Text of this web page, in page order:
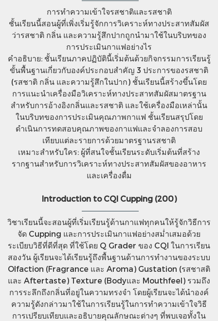
การทำความเข้าใจรสชาติและรสชาติ
ชั้นเรียนนี้สอนผู้ที่เพิ่งเริ่มรู้จักการวิเคราะห์ทางประสาทสัมผัส
ว่ารสชาติ กลิ่น และความรู้สึกปากถูกนำมาใช้ในบริบทของ
การประเมินกาแฟอย่างไร
คำอธิบาย: ชั้นเรียนภาคปฏิบัตินี้เริ่มต้นด้วยกิจกรรมการเรียนรู้
ขั้นพื้นฐานเกี่ยวกับองค์ประกอบสำคัญ 3 ประการของรสชาติ
(รสชาติ กลิ่น และความรู้สึกในปาก) ชั้นเรียนนี้สร้างขึ้นโดย
การแนะนำเครื่องมือวิเคราะห์ทางประสาทสัมผัสมาตรฐาน
สำหรับการอ้างอิงกลิ่นและรสชาติ และใช้เครื่องมือเหล่านั้น
ในบริบทของการประเมินคุณภาพกาแฟ ชั้นเรียนสรุปโดย
ดำเนินการทดสอบคุณภาพของกาแฟและจำลองการสอบ
เทียบแต่ละรายการด้วยมาตรฐานรสชาติ
เหมาะสำหรับใคร: ผู้ที่สนใจชั้นเรียนระดับเริ่มต้นที่สร้าง
รากฐานสำหรับการวิเคราะห์ทางประสาทสัมผัสของอาหาร
และเครื่องดื่ม
Introduction to CQI Cupping (200)
วิชาเรียนนี้จะสอนผู้ที่เริ่มเรียนรู้ด้านกาแฟทุกคนให้รู้จักวิธีการ
จัด Cupping และการประเมินกาแฟอย่างสม่ำเสมอด้วย
ระเบียบวิธีที่ดีที่สุด ที่ใช้โดย Q Grader ของ CQI ในการเรียน
สองวัน ผู้เรียนจะได้เรียนรู้ถึงพื้นฐานด้านการทำงานของระบบ
Olfaction (Fragrance และ Aroma) Gustation (รสชาสติ
และ Aftertaste) Texture (Bodyและ Mouthfeel) รวมถึง
การระลึกถึงกลิ่นที่อยู่ในความทรงจำ โดยผู้เรียนจะได้นำองค์
ความรู้ดังกล่าวมาใช้ในการเรียนรู้ในการทำความเข้าใจวิธี
การเปรียบเทียบและอธิบายคุณลักษณะต่างๆ ที่พบเจอทั้งใน